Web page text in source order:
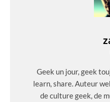
Geek un jour, geek
learn, share. Auteur
de culture geek, de